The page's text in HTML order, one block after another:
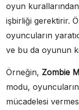
oyun
işbirliği gerektirir.
oyuncuların
ve bu da oyunun
Örneğin, Zombie
modu,
mücadelesi